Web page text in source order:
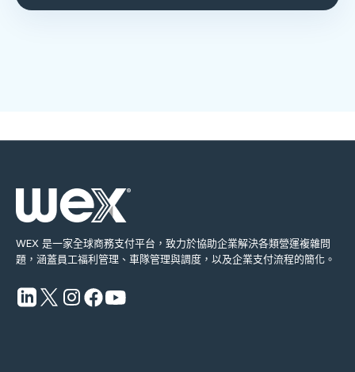
WEX 是一家全球商務支付平台，致力於協助企業解決各類營運複雜問
題，涵蓋員工福利管理、車隊管理與調度，以及企業支付流程的簡化。